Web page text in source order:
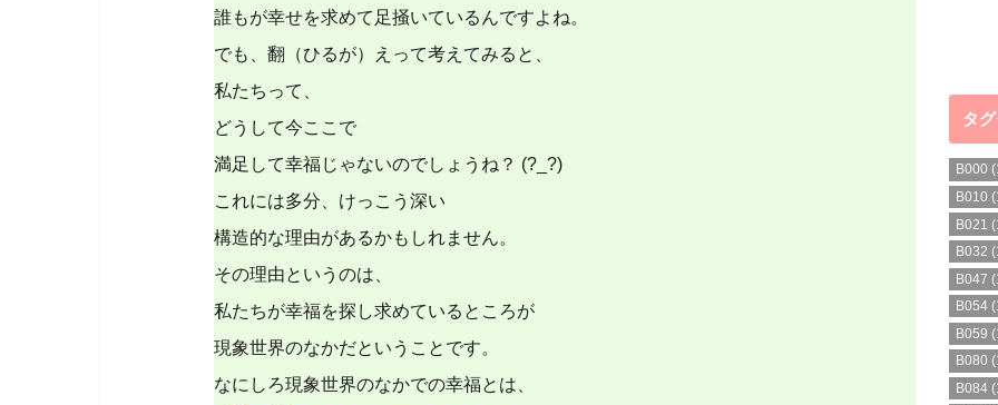
誰もが幸せを求めて足掻いているんですよね。
でも、翻（ひるが）えって考えてみると、
私たちって、
どうして今ここで
満足して幸福じゃないのでしょうね？ (?_?)
これには多分、けっこう深い
構造的な理由があるかもしれません。
その理由というのは、
私たちが幸福を探し求めているところが
現象世界のなかだということです。
なにしろ現象世界のなかでの幸福とは、
タ
B000
B010
B021
B032
B047
B054
B059
B080
B084